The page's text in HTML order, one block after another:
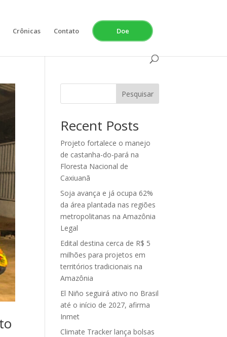
Crônicas Contato Doe
Pesquisar
Recent Posts
Projeto fortalece o manejo
de castanha-do-pará na
Floresta Nacional de
Caxiuanã
Soja avança e já ocupa 62%
da área plantada nas regiões
metropolitanas na Amazônia
Legal
Edital destina cerca de R$ 5
milhões para projetos em
territórios tradicionais na
Amazônia
El Niño seguirá ativo no Brasil
até o início de 2027, afirma
Inmet
Climate Tracker lança bolsas